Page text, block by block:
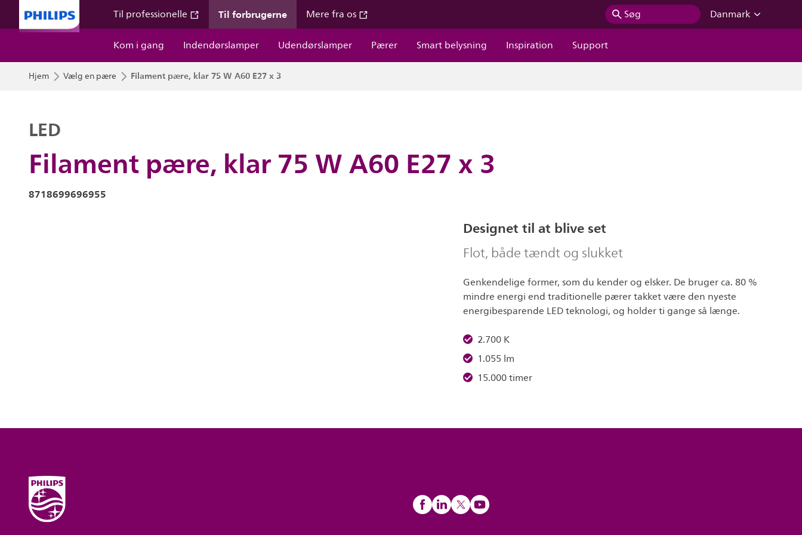
Til professionelle Til forbrugerne Mere fra os Søg
Danmark
Kom i gang
Indendørslamper Udendørslamper Pærer Smart belysning Inspiration Support
Hjem Vælg en pære Filament pære, klar 75 W A60 E27 x 3
Filament pære, klar 75 W A60 E27 x 3
LED
8718699696955
Designet til at blive set
Flot, både tændt og slukket
Genkendelige former, som du kender og elsker. De bruger ca. 80 %
mindre energi end traditionelle pærer takket være den nyeste
energibesparende LED teknologi, og holder ti gange så længe.
2.700 K
1.055 lm
15.000 timer